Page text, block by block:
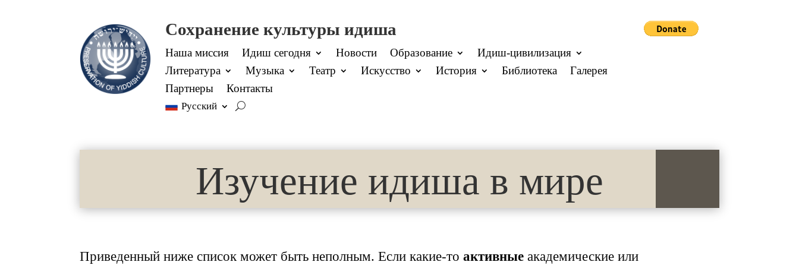
Сохранение культуры идиша
Наша миссия Идиш сегодня Новости Образование
Идиш-цивилизация
Литература
Музыка Театр Искусство История Библиотека
Галерея
Партнеры
Контакты
Русский
Изучение идиша в мире
Приведенный ниже список может быть неполным. Если какие-тоактивные академические или